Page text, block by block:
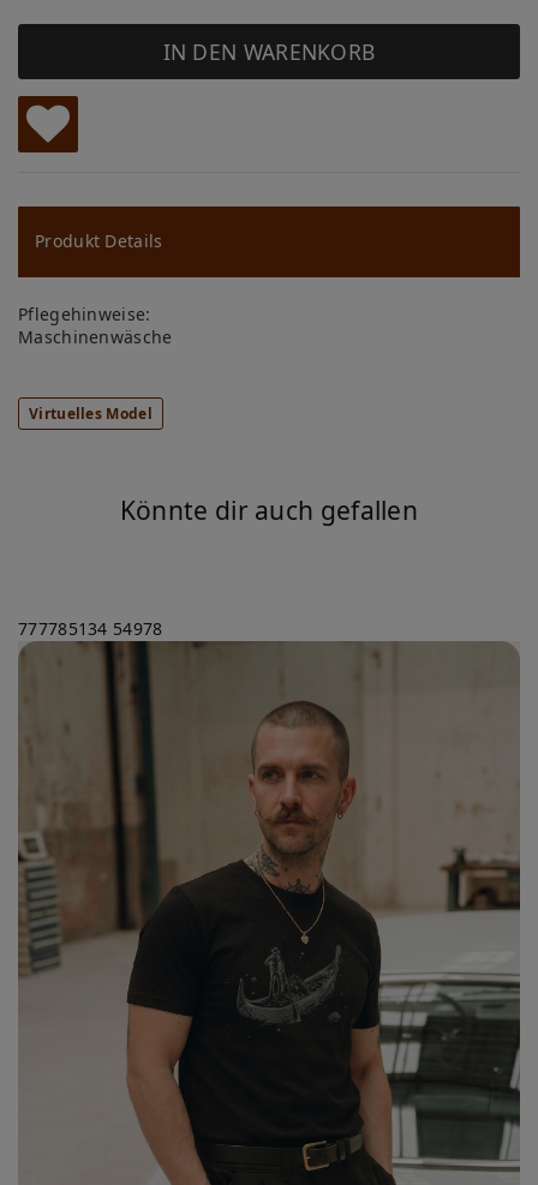
IN DEN WARENKORB
W
u
ns
ch
lis
te
Produkt Details
Pflegehinweise:
Maschinenwäsche
Virtuelles Model
Könnte dir auch gefallen
777785134 54978